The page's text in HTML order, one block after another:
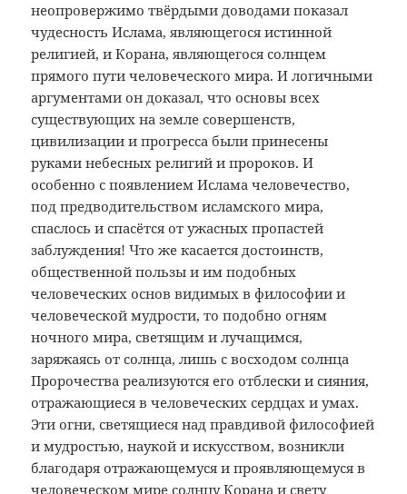
неопровержимо твёрдыми доводами показал
чудесность Ислама, являющегося истинной
религией, и Корана, являющегося солнцем
прямого пути человеческого мира. И логичными
аргументами он доказал, что основы всех
существующих на земле совершенств,
цивилизации и прогресса были принесены
руками небесных религий и пророков. И
особенно с появлением Ислама человечество,
под предводительством исламского мира,
спаслось и спасётся от ужасных пропастей
заблуждения! Что же касается достоинств,
общественной пользы и им подобных
человеческих основ видимых в философии и
человеческой мудрости, то подобно огням
ночного мира, светящим и лучащимся,
заряжаясь от солнца, лишь с восходом солнца
Пророчества реализуются его отблески и сияния,
отражающиеся в человеческих сердцах и умах.
Эти огни, светящиеся над правдивой философией
и мудростью, наукой и искусством, возникли
благодаря отражающемуся и проявляющемуся в
человеческом мире солнцу Корана и свету